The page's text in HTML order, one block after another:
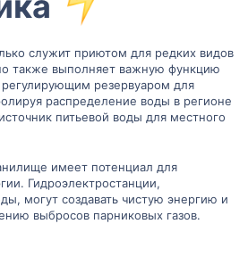
служит приютом для редких видов
также выполняет важную функцию
резервуаром для
распределение воды в регионе
питьевой воды для местного
имеет потенциал для
Гидроэлектростанции,
могут создавать чистую энергию и
выбросов парниковых газов.